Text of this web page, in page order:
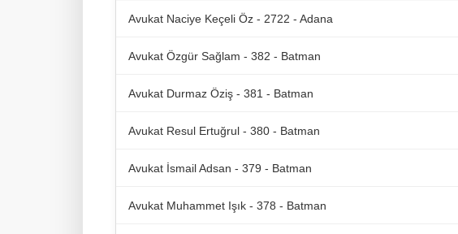
Avukat Naciye Keçeli Öz - 2722 - Adana
Avukat Özgür Sağlam - 382 - Batman
Avukat Durmaz Öziş - 381 - Batman
Avukat Resul Ertuğrul - 380 - Batman
Avukat İsmail Adsan - 379 - Batman
Avukat Muhammet Işık - 378 - Batman